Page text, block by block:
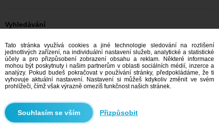
Vyhledávání
Ona hledá jeho: Ženy, 28
Ona hledá jeho: Ženy, 28 - Česko
Ona hledá jeho: Ženy, 28 - Středočeský kraj
Ona hledá jeho: Ženy, 28 - Kladno
Seznamka Česko
Seznamka Středočeský kraj
Seznamka Kladno
Doporučujeme
Tato stránka využívá cookies a jiné technologie sledování na rozlišení
jednotlivých zařízení, na individuální nastavení služeb, analytické a statistické
účely a pro přizpůsobení zobrazení obsahu a reklam. Některé informace
mohou být poskytnuty i našim partnerům v oblasti sociálních médií, inzerce a
analýzy. Pokud budeš pokračovat v používání stránky, předpokládáme, že ti
vyhovuje aktuální nastavení. Nastavení si můžeš kdykoliv změnit ve svém
prohlížeči, čímž však výrazně omezíš funkčnost našich stránek.
Přizpůsobit